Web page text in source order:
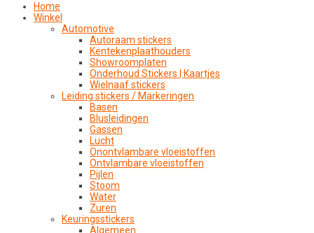
Home
Winkel
Automotive
Autoraam stickers
Kentekenplaathouders
Showroomplaten
Onderhoud Stickers | Kaartjes
Wielnaaf stickers
Leiding stickers / Markeringen
Basen
Blusleidingen
Gassen
Lucht
Onontvlambare vloeistoffen
Ontvlambare vloeistoffen
Pijlen
Stoom
Water
Zuren
Keuringsstickers
Algemeen